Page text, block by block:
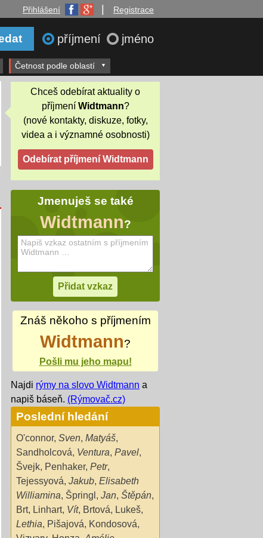
Přihlášení Registrace
příjmení jméno
Četnost podle oblastí
Chceš odebírat aktuality o
příjmení Widtmann?
(nové kontakty, diskuze, fotky,
videa a i významné osobnosti)
Jmenuješ se také
Widtmann?
Znáš někoho s příjmením
Widtmann?
Pošli mu jeho mapu!
Najdi rýmy na slovo Widtmann a
napiš báseň. (Rýmovač.cz)
Poslední hledání
O'connor, Sven, Matyáš,
Sandholcová, Ventura, Pavel,
Švejk, Penhaker, Petr,
Tejessyová, Jakub, Elisabeth
Williamina, Špringl , Jan, Štěpán,
Brt, Linhart, Vít, Brtová, Lukeš,
Lethia, Pišajová, Kondosová,